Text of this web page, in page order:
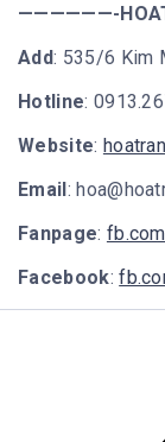
——————-
Add: 535/6 Kim
Hotline:
Website:
Email :
Fanpage:
Facebook: